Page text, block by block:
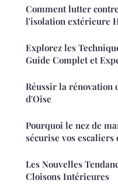
Comment lutter
l'isolation extérieure
Explorez les
Guide Complet et
Réussir la rénovation
d'Oise
Pourquoi le nez de
sécurise vos escaliers
Les Nouvelles
Cloisons Intérieures